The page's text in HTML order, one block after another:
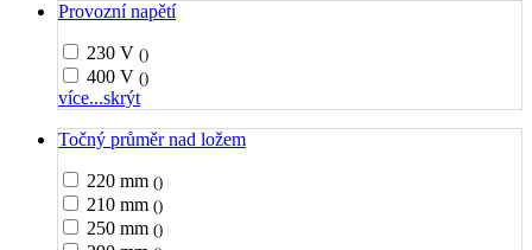
Provozní napětí
230 V ()
400 V ()
více...skrýt
Točný průměr nad ložem
220 mm ()
210 mm ()
250 mm ()